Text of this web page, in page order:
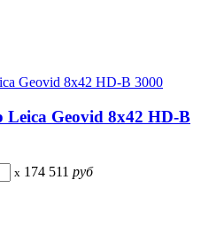
Geovid 8x42 HD-B
x 174 511 руб